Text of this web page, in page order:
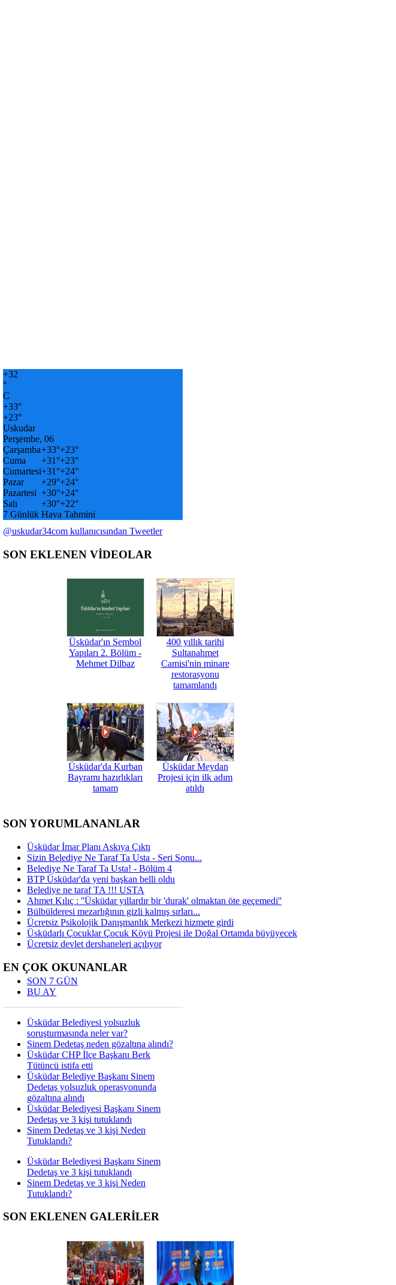
+32
°
C
+33°
+23°
Uskudar
Perşembe, 06
Çarşamba+33°+23°
Cuma
+31°+23°
Cumartesi+31°+24°
Pazar
+29°+24°
Pazartesi +30°+24°
Salı
+30°+22°
7 Günlük Hava Tahmini
@uskudar34com kullanıcısından Tweetler
SON EKLENEN VİDEOLAR
Üsküdar'ın Sembol
Yapıları 2. Bölüm -
Mehmet Dilbaz
400 yıllık tarihi
Sultanahmet
Camisi'nin minare
restorasyonu
tamamlandı
Üsküdar'da Kurban
Bayramı hazırlıkları
tamam
Üsküdar Meydan
Projesi için ilk adım
atıldı
SON YORUMLANANLAR
Üsküdar İmar Planı Askıya Çıktı
Sizin Belediye Ne Taraf Ta Usta - Seri Sonu...
Belediye Ne Taraf Ta Usta! - Bölüm 4
BTP Üsküdar'da yeni başkan belli oldu
Belediye ne taraf TA !!! USTA
Ahmet Kılıç : ''Üsküdar yıllardır bir 'durak' olmaktan öte geçemedi''
Bülbülderesi mezarlığının gizli kalmış sırları...
Ücretsiz Psikolojik Danışmanlık Merkezi hizmete girdi
Üsküdarlı Çocuklar Çocuk Köyü Projesi ile Doğal Ortamda büyüyecek
Ücretsiz devlet dershaneleri açılıyor
EN ÇOK OKUNANLAR
SON 7 GÜN
BU AY
Üsküdar Belediyesi yolsuzluk
soruşturmasında neler var?
Sinem Dedetaş neden gözaltına alındı?
Üsküdar CHP İlçe Başkanı Berk
Tütüncü istifa etti
Üsküdar Belediye Başkanı Sinem
Dedetaş yolsuzluk operasyonunda
gözaltına alındı
Üsküdar Belediyesi Başkanı Sinem
Dedetaş ve 3 kişi tutuklandı
Sinem Dedetaş ve 3 kişi Neden
Tutuklandı?
Üsküdar Belediyesi Başkanı Sinem
Dedetaş ve 3 kişi tutuklandı
Sinem Dedetaş ve 3 kişi Neden
Tutuklandı?
SON EKLENEN GALERİLER